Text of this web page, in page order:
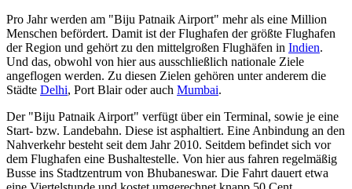
Pro Jahr werden am "Biju Patnaik Airport" mehr als eine Million
Menschen befördert. Damit ist der Flughafen der größte Flughafen
der Region und gehört zu den mittelgroßen Flughäfen in Indien.
Und das, obwohl von hier aus ausschließlich nationale Ziele
angeflogen werden. Zu diesen Zielen gehören unter anderem die
Städte Delhi, Port Blair oder auch Mumbai.
Der "Biju Patnaik Airport" verfügt über ein Terminal, sowie je eine
Start- bzw. Landebahn. Diese ist asphaltiert. Eine Anbindung an den
Nahverkehr besteht seit dem Jahr 2010. Seitdem befindet sich vor
dem Flughafen eine Bushaltestelle. Von hier aus fahren regelmäßig
Busse ins Stadtzentrum von Bhubaneswar. Die Fahrt dauert etwa